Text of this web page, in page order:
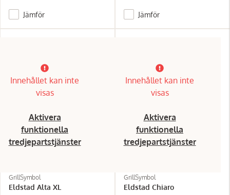
Jämför Jämför
Innehållet kan inte
visas
Aktivera
funktionella
tredjepartstjänster
GrillSymbol
Eldstad Alta XL
Innehållet kan inte
visas
Aktivera
funktionella
tredjepartstjänster
GrillSymbol
Eldstad Chiaro